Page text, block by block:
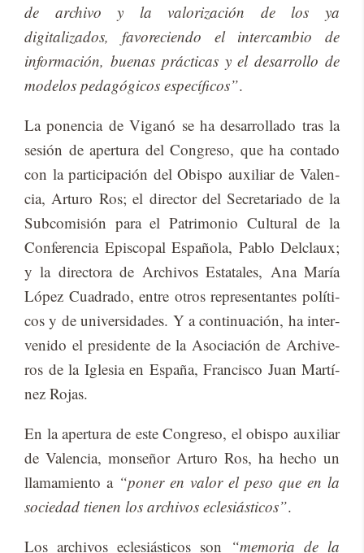
de archivo y la valorización de los ya
digitalizados, favoreciendo el intercambio de
información, buenas prácticas y el desarrollo de
modelos pedagógicos específicos”.
La po­nen­cia de Vi­ga­nó se ha desa­rro­lla­do tras la
se­sión de aper­tu­ra del Con­gre­so, que ha con­ta­do
con la par­ti­ci­pa­ción del Obis­po au­xi­liar de Va­len­
cia, Ar­tu­ro Ros; el di­rec­tor del Se­cre­ta­ria­do de la
Sub­co­mi­sión para el Pa­tri­mo­nio Cul­tu­ral de la
Con­fe­ren­cia Epis­co­pal Es­pa­ño­la, Pa­blo Del­claux;
y la di­rec­to­ra de Ar­chi­vos Es­ta­ta­les, Ana Ma­ría
Ló­pez Cua­dra­do, en­tre otros re­pre­sen­tan­tes po­lí­ti­
cos y de uni­ver­si­da­des. Y a con­ti­nua­ción, ha in­ter­
ve­ni­do el pre­si­den­te de la Aso­cia­ción de Ar­chi­ve­
ros de la Igle­sia en Es­pa­ña, Fran­cis­co Juan Mar­tí­
nez Ro­jas.
En la aper­tu­ra de este Con­gre­so, el obis­po au­xi­liar
de Va­len­cia, mon­se­ñor Ar­tu­ro Ros, ha he­cho un
lla­ma­mien­to a “poner en valor el peso que en la
sociedad tienen los archivos eclesiásticos”.
Los ar­chi­vos ecle­siás­ti­cos son
“memoria de la